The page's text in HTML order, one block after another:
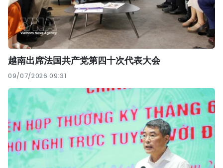
越南出席法国共产党第四十次代表大会
09/07/2026 09:31